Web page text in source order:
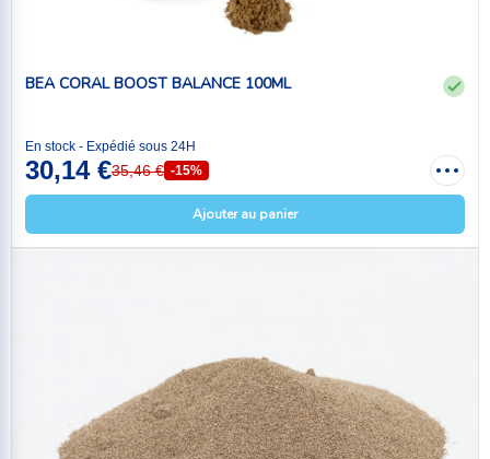
BEA CORAL BOOST BALANCE 100ML
En stock - Expédié sous 24H
30,14 €35,46 € -15%
Ajouter au panier